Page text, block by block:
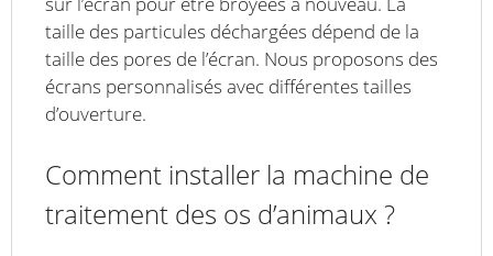
taille des particules déchargées dépend de la
taille des pores de l’écran. Nous proposons des
écrans personnalisés avec différentes tailles
d’ouverture.
Comment installer la machine de
traitement des os d’animaux ?